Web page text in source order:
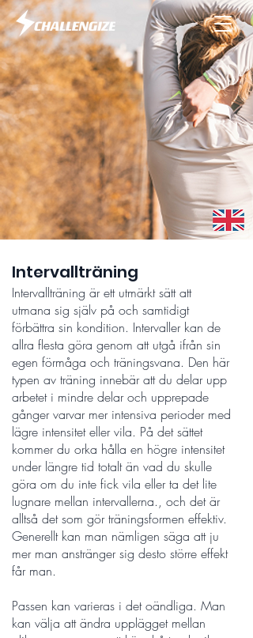
Intervallträning
Intervallträning är ett utmärkt sätt att
utmana sig själv på och samtidigt
förbättra sin kondition. Intervaller kan de
allra flesta göra genom att utgå ifrån sin
egen förmåga och träningsvana. Den här
typen av träning innebär att du delar upp
arbetet i mindre delar och upprepade
gånger varvar mer intensiva perioder med
lägre intensitet eller vila. På det sättet
kommer du orka hålla en högre intensitet
under längre tid totalt än vad du skulle
göra om du inte fick vila eller ta det lite
lugnare mellan intervallerna., och det är
alltså det som gör träningsformen effektiv.
Generellt kan man nämligen säga att ju
mer man anstränger sig desto större effekt
får man.
Passen kan varieras i det oändliga. Man
kan välja att ändra upplägget mellan